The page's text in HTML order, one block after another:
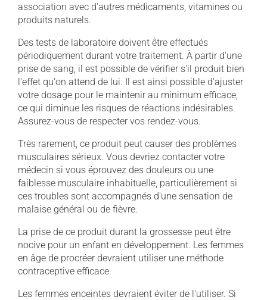
association avec d'autres médicaments, vitamines ou
produits naturels.
Des tests de laboratoire doivent être effectués
périodiquement durant votre traitement. À partir d'une
prise de sang, il est possible de vérifier s'il produit bien
l'effet qu'on attend de lui. Il est ainsi possible d'ajuster
votre dosage pour le maintenir au minimum efficace,
ce qui diminue les risques de réactions indésirables.
Assurez-vous de respecter vos rendez-vous.
Très rarement, ce produit peut causer des problèmes
musculaires sérieux. Vous devriez contacter votre
médecin si vous éprouvez des douleurs ou une
faiblesse musculaire inhabituelle, particulièrement si
ces troubles sont accompagnés d'une sensation de
malaise général ou de fièvre.
La prise de ce produit durant la grossesse peut être
nocive pour un enfant en développement. Les femmes
en âge de procréer devraient utiliser une méthode
contraceptive efficace.
Les femmes enceintes devraient éviter de l'utiliser. Si